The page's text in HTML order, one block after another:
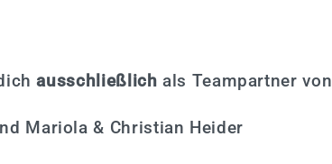
ausschließlich als Teampartner von
Mariola & Christian Heider